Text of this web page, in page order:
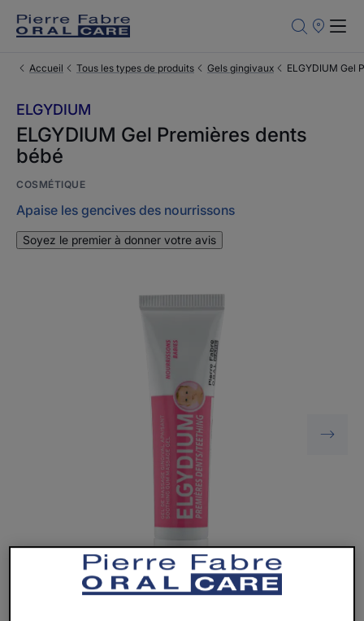
Points
Accueil
Tous les types de produits Gels gingivaux ELGYDIUM Gel
ELGYDIUM
ELGYDIUM Gel Premières dents
bébé
COSMÉTIQUE
Apaise les gencives des nourrissons
Soyez le premier à donner votre avis